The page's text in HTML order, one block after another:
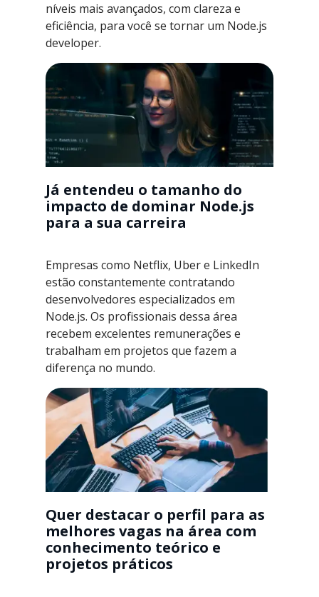
níveis mais avançados, com clareza e
eficiência, para você se tornar um Node.js
developer.
Já entendeu o tamanho do
impacto de dominar Node.js
para a sua carreira
Empresas como Netflix, Uber e LinkedIn
estão constantemente contratando
desenvolvedores especializados em
Node.js. Os profissionais dessa área
recebem excelentes remunerações e
trabalham em projetos que fazem a
diferença no mundo.
Quer destacar o perfil para as
melhores vagas na área com
conhecimento teórico e
projetos práticos